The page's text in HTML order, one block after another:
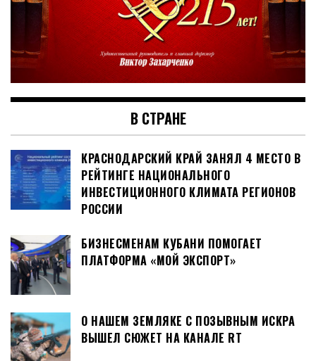
В СТРАНЕ
КРАСНОДАРСКИЙ КРАЙ ЗАНЯЛ 4 МЕСТО В
РЕЙТИНГЕ НАЦИОНАЛЬНОГО
ИНВЕСТИЦИОННОГО КЛИМАТА РЕГИОНОВ
РОССИИ
БИЗНЕСМЕНАМ КУБАНИ ПОМОГАЕТ
ПЛАТФОРМА «МОЙ ЭКСПОРТ»
О НАШЕМ ЗЕМЛЯКЕ С ПОЗЫВНЫМ ИСКРА
ВЫШЕЛ СЮЖЕТ НА КАНАЛЕ RT